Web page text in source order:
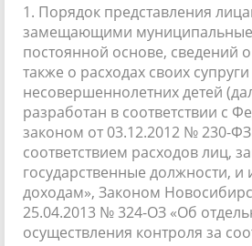
1. Порядок представления
замещающими муниципальные
постоянной основе, сведений
также о расходах своих
несовершеннолетних детей
разработан в соответствии с
законом от 03.12.2012 № 230-
соответствием расходов лиц,
государственные должности, и
доходам», Законом
25.04.2013 № 324-ОЗ «Об
осуществления контроля за